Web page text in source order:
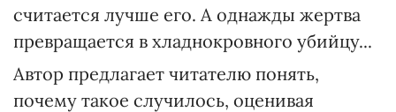
считается лучше его. А однажды жертва
превращается в хладнокровного убийцу...
Автор предлагает читателю понять,
почему такое случилось, оценивая